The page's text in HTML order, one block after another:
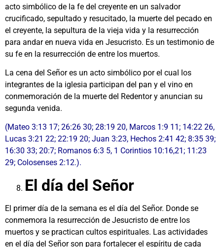
acto simbólico de la fe del creyente en un salvador
crucificado, sepultado y resucitado, la muerte del pecado en
el creyente, la sepultura de la vieja vida y la resurrección
para andar en nueva vida en Jesucristo. Es un testimonio de
su fe en la resurrección de entre los muertos.
La cena del Señor es un acto simbólico por el cual los
integrantes de la iglesia participan del pan y el vino en
conmemoración de la muerte del Redentor y anuncian su
segunda venida.
(Mateo 3:13 17; 26:26 30; 28:19 20, Marcos 1:9 11; 14:22 26,
Lucas 3:21 22; 22:19 20; Juan 3:23, Hechos 2:41 42; 8:35 39;
16:30 33; 20:7; Romanos 6:3 5, 1 Corintios 10:16,21; 11:23
29; Colosenses 2:12.).
El día del Señor
El primer día de la semana es el día del Señor. Donde se
conmemora la resurrección de Jesucristo de entre los
muertos y se practican cultos espirituales. Las actividades
en el día del Señor son para fortalecer el espíritu de cada